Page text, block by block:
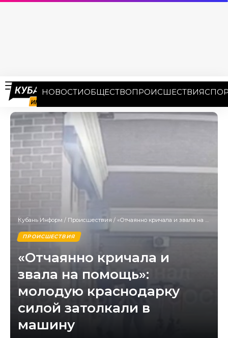
НОВОСТИОБЩЕСТВОПРОИСШЕСТВИЯ
Кубань Информ / Происшествия / «Отчаянно кричала и звала на помощь»: молодую краснодарку силой затолкали в машину
ПРОИСШЕСТВИЯ
«Отчаянно кричала и
звала на помощь»:
молодую краснодарку
силой затолкали в
машину